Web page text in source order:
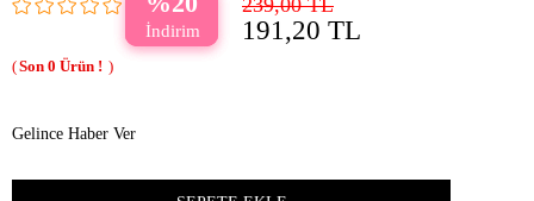
239,00 TL
191,20 TL
0
Gelince Haber Ver